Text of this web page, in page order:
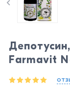
Farmavit